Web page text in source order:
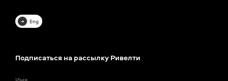
Eng
Подписаться на рассылку Ривелти